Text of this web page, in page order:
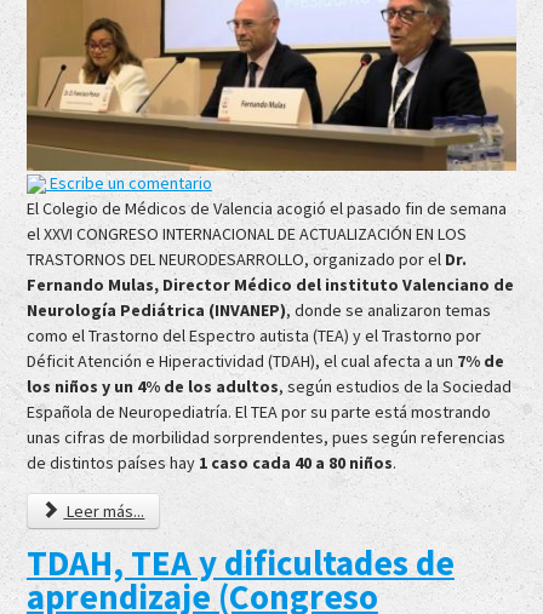
Escribe un comentario
El Colegio de Médicos de Valencia acogió el pasado fin de semana
el XXVI CONGRESO INTERNACIONAL DE ACTUALIZACIÓN EN LOS
TRASTORNOS DEL NEURODESARROLLO, organizado por el Dr.
Fernando Mulas, Director Médico del instituto Valenciano de
Neurología Pediátrica (INVANEP), donde se analizaron temas
como el Trastorno del Espectro autista (TEA) y el Trastorno por
Déficit Atención e Hiperactividad (TDAH), el cual afecta a un 7% de
los niños y un 4% de los adultos, según estudios de la Sociedad
Española de Neuropediatría. El TEA por su parte está mostrando
unas cifras de morbilidad sorprendentes, pues según referencias
de distintos países hay 1 caso cada 40 a 80 niños.
Leer más...
TDAH, TEA y dificultades de
aprendizaje (Congreso